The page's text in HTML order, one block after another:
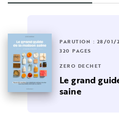
PARUTION : 28/01/
320 PAGES
ZÉRO DÉCHET
Le grand
saine